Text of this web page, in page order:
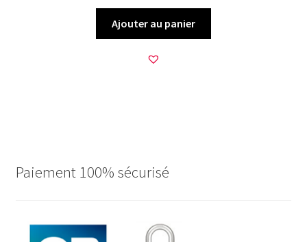
Ajouter au panier
Paiement 100% sécurisé